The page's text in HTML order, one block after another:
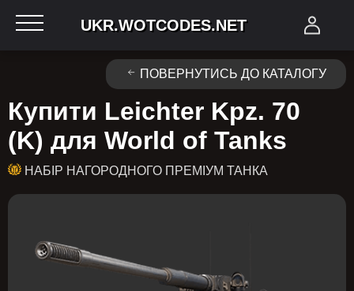
UKR.WOTCODES.NET
ПОВЕРНУТИСЬ ДО КАТАЛОГУ
Купити Leichter Kpz. 70
(K) для World of Tanks
НАБІР НАГОРОДНОГО ПРЕМІУМ ТАНКА